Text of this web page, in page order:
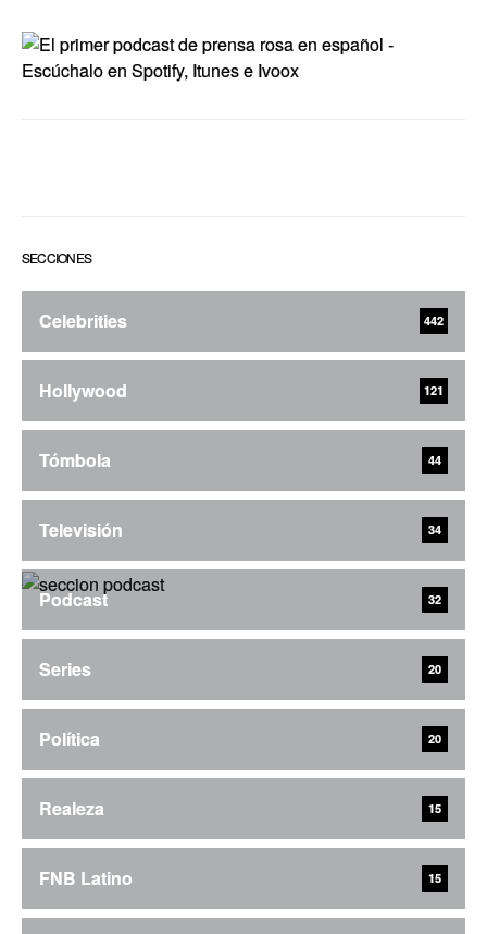
SECCIONES
Celebrities 442
Hollywood 121
Tómbola 44
Televisión 34
Podcast 32
Series 20
Política 20
Realeza 15
FNB Latino 15